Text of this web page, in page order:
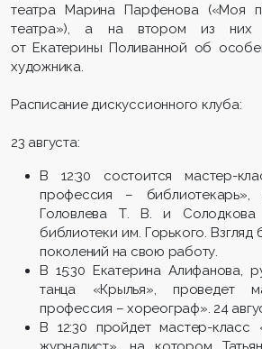
театра Марина Парфенова («Моя
театра»), а на втором из них
от Екатерины Поливанной об
художника.
Расписание дискуссионного клуба:
23 августа:
В 12:30 состоится мастер-
профессия – библиотекарь»,
Головлева Т. В. и Солодкова
библиотеки им. Горького. Взгляд
поколений на свою работу.
В 15:30 Екатерина Алифанова,
танца «Крылья», проведет
профессия – хореограф». 24
В 12:30 пройдет мастер-